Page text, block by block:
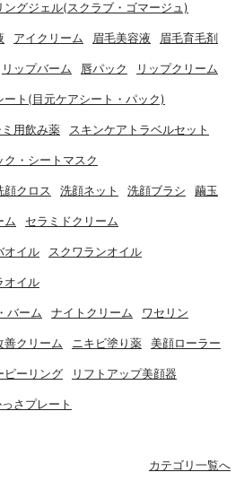
ングジェル(スクラブ・ゴマージュ)
アイクリーム 眉毛美容液 眉毛育毛剤
リップバーム 唇パック リップクリーム
ート(目元ケアシート・パック)
ミ用飲み薬 スキンケアトラベルセット
ク・シートマスク
顔クロス 洗顔ネット 洗顔ブラシ 繭玉
ム セラミドクリーム
オイル スクワランオイル
オイル
バーム ナイトクリーム ワセリン
善クリーム ニキビ塗り薬 美顔ローラー
ピーリング リフトアップ美顔器
さプレート
カテゴリ一覧へ